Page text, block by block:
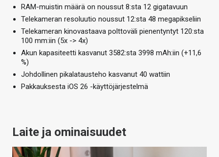
RAM-muistin määrä on noussut 8:sta 12 gigatavuun
Telekameran resoluutio noussut 12:sta 48 megapikseliin
Telekameran kinovastaava polttoväli pienentyntyt 120:sta
100 mm:iin (5x -> 4x)
Akun kapasiteetti kasvanut 3582:sta 3998 mAh:iin (+11,6
%)
Johdollinen pikalatausteho kasvanut 40 wattiin
Pakkauksesta iOS 26 -käyttöjärjestelmä
Laite ja ominaisuudet